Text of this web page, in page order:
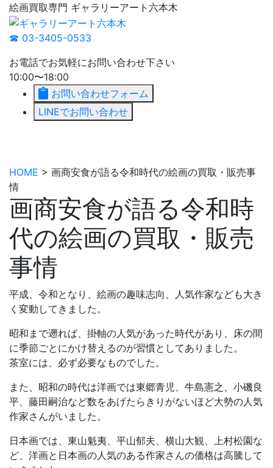
絵画買取専門 ギャラリーアート六本木
☎ 03-3405-0533
お電話でお気軽にお問い合わせ下さい
10:00〜18:00
お問い合わせフォーム
LINEでお問い合わせ
HOME > 画商安食が語る令和時代の絵画の買取・販売事
情
画商安食が語る令和時
代の絵画の買取・販売
事情
平成、令和となり、絵画の趣味志向、人気作家なども大き
く変動してきました。
昭和まで遡れば、掛軸の人気があった時代があり、床の間
に季節ごとにかけ替えるのが習慣としてありました。
茶室には、必ず必要なものでした。
また、昭和の時代は洋画では東郷青児、牛島憲之、小磯良
平、藤田嗣治など数をあげたらきりがないほど大勢の人気
作家さんがいました。
日本画では、東山魁夷、平山郁夫、横山大観、上村松園な
ど、洋画と日本画の人気のある作家さんの価格は高騰して